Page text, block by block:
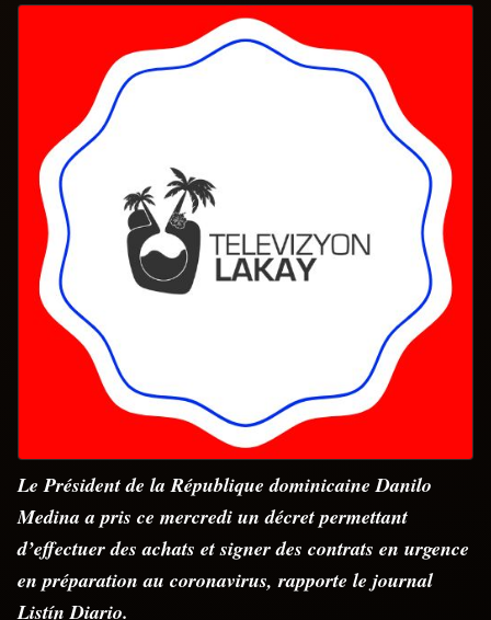
Le Président de la République dominicaine Danilo
Medina a pris ce mercredi un décret permettant
d’effectuer des achats et signer des contrats en urgence
en préparation au coronavirus, rapporte le journal
Listín Diario.